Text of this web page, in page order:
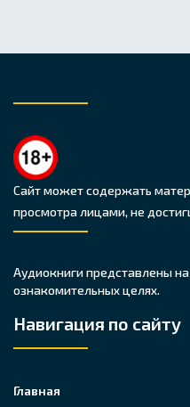
Сайт может содержать
просмотра лицами, не
Аудиокниги представлены
ознакомительных целях.
Навигация по сайту
Главная